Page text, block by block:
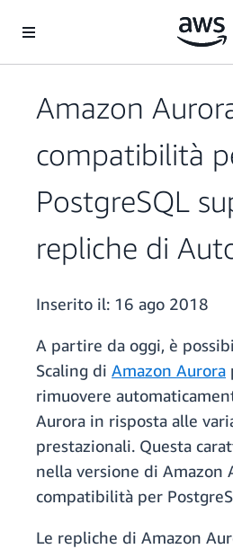
Amazon
compatibilità
PostgreSQL
repliche di
Inserito il: 16 ago 2018
A partire da oggi, è
Scaling di Amazon Aurora
rimuovere
Aurora in risposta alle
prestazionali. Questa
nella versione di Amazon
compatibilità per
Le repliche di Amazon